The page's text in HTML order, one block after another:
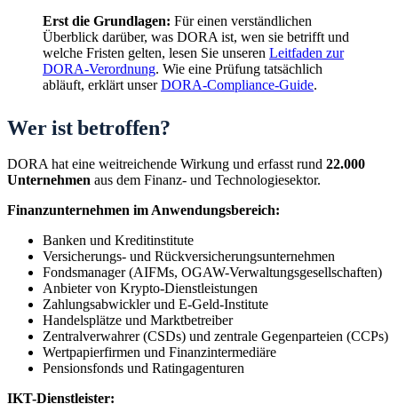
Erst die Grundlagen: Für einen verständlichen
Überblick darüber, was DORA ist, wen sie betrifft und
welche Fristen gelten, lesen Sie unseren Leitfaden zur
DORA-Verordnung. Wie eine Prüfung tatsächlich
abläuft, erklärt unserDORA-Compliance-Guide.
Wer ist betroffen?
DORA hat eine weitreichende Wirkung und erfasst rund 22.000
Unternehmen aus dem Finanz- und Technologiesektor.
Finanzunternehmen im Anwendungsbereich:
Banken und Kreditinstitute
Versicherungs- und Rückversicherungsunternehmen
Fondsmanager (AIFMs, OGAW-Verwaltungsgesellschaften)
Anbieter von Krypto-Dienstleistungen
Zahlungsabwickler und E-Geld-Institute
Handelsplätze und Marktbetreiber
Zentralverwahrer (CSDs) und zentrale Gegenparteien (CCPs)
Wertpapierfirmen und Finanzintermediäre
Pensionsfonds und Ratingagenturen
IKT-Dienstleister: